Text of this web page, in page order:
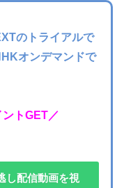
のトライアルで
オンデマンドで
トGET／
し配信動画を視